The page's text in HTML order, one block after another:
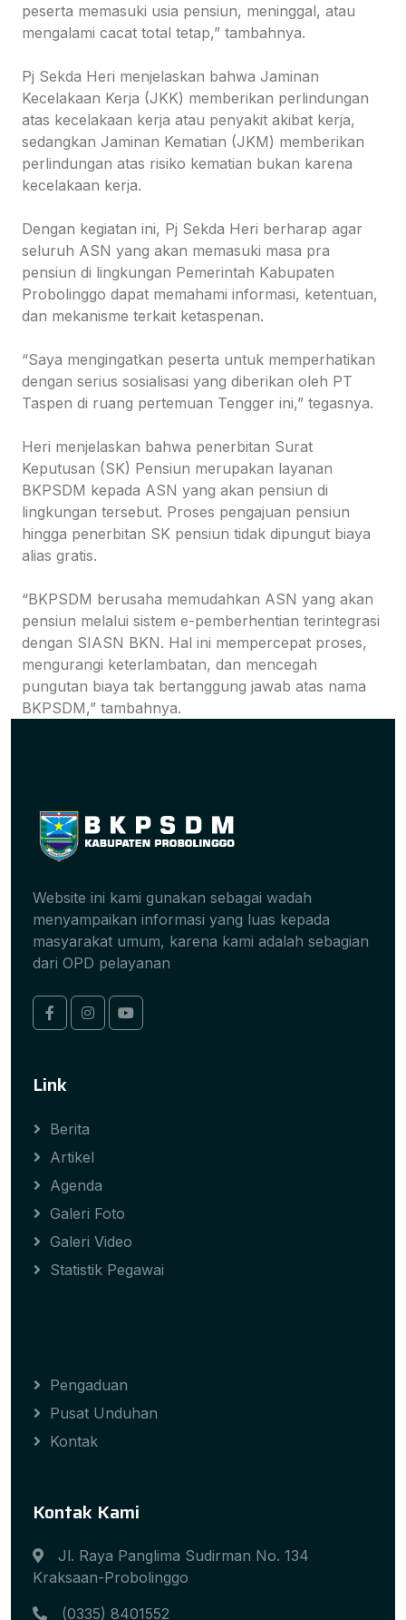
peserta memasuki usia pensiun, meninggal, atau
mengalami cacat total tetap,” tambahnya.
Pj Sekda Heri menjelaskan bahwa Jaminan
Kecelakaan Kerja (JKK) memberikan perlindungan
atas kecelakaan kerja atau penyakit akibat kerja,
sedangkan Jaminan Kematian (JKM) memberikan
perlindungan atas risiko kematian bukan karena
kecelakaan kerja.
Dengan kegiatan ini, Pj Sekda Heri berharap agar
seluruh ASN yang akan memasuki masa pra
pensiun di lingkungan Pemerintah Kabupaten
Probolinggo dapat memahami informasi, ketentuan,
dan mekanisme terkait ketaspenan.
“Saya mengingatkan peserta untuk memperhatikan
dengan serius sosialisasi yang diberikan oleh PT
Taspen di ruang pertemuan Tengger ini,” tegasnya.
Heri menjelaskan bahwa penerbitan Surat
Keputusan (SK) Pensiun merupakan layanan
BKPSDM kepada ASN yang akan pensiun di
lingkungan tersebut. Proses pengajuan pensiun
hingga penerbitan SK pensiun tidak dipungut biaya
alias gratis.
“BKPSDM berusaha memudahkan ASN yang akan
pensiun melalui sistem e-pemberhentian terintegrasi
dengan SIASN BKN. Hal ini mempercepat proses,
mengurangi keterlambatan, dan mencegah
pungutan biaya tak bertanggung jawab atas nama
BKPSDM,” tambahnya.
Website ini kami gunakan sebagai wadah
menyampaikan informasi yang luas kepada
masyarakat umum, karena kami adalah sebagian
dari OPD pelayanan
Link
Berita
Artikel
Agenda
Galeri Foto
Galeri Video
Statistik Pegawai
Pengaduan
Pusat Unduhan
Kontak
Kontak Kami
Jl. Raya Panglima Sudirman No. 134
Kraksaan-Probolinggo
(0335) 8401552